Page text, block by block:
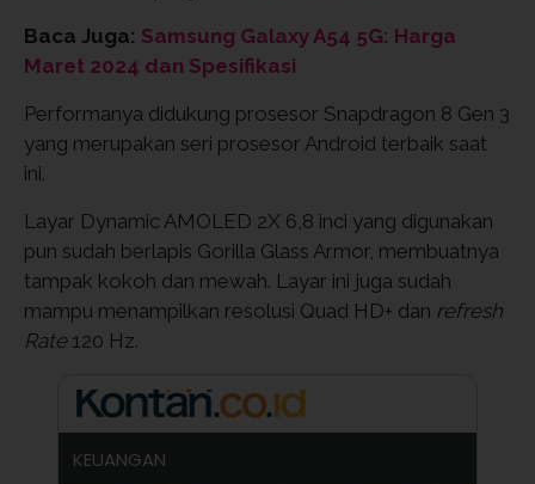
Baca Juga: Samsung Galaxy A54 5G: Harga
Maret 2024 dan Spesifikasi
Performanya didukung prosesor Snapdragon 8 Gen 3
yang merupakan seri prosesor Android terbaik saat
ini.
Layar Dynamic AMOLED 2X 6,8 inci yang digunakan
pun sudah berlapis Gorilla Glass Armor, membuatnya
tampak kokoh dan mewah. Layar ini juga sudah
mampu menampilkan resolusi Quad HD+ dan refresh
Rate120 Hz.
KEUANGAN